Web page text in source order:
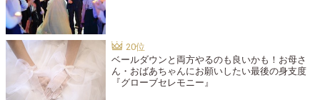
ベールダウンと両方やるのも良いかも！お母さ
ん・おばあちゃんにお願いしたい最後の身支度
『グローブセレモニー』